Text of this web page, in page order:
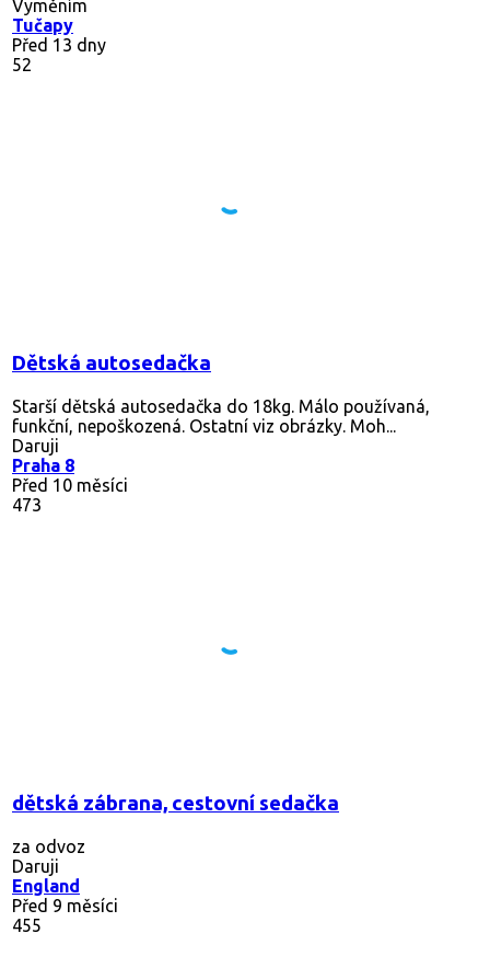
Vyměním
Tučapy
Před 13 dny
52
Dětská autosedačka
Starší dětská autosedačka do 18kg. Málo používaná,
funkční, nepoškozená. Ostatní viz obrázky. Moh...
Daruji
Praha 8
Před 10 měsíci
473
dětská zábrana, cestovní sedačka
za odvoz
Daruji
England
Před 9 měsíci
455